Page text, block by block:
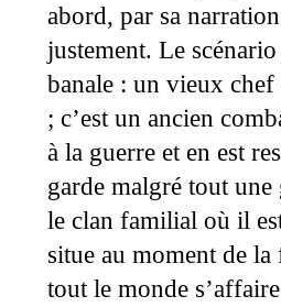
abord, par sa
justement. Le
banale : un vieux
; c’est un ancien
à la guerre et en est
garde malgré tout
le clan familial où il
situe au moment de
tout le monde